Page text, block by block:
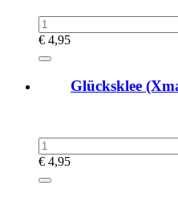
€ 4,95
Glücksklee
€ 4,95